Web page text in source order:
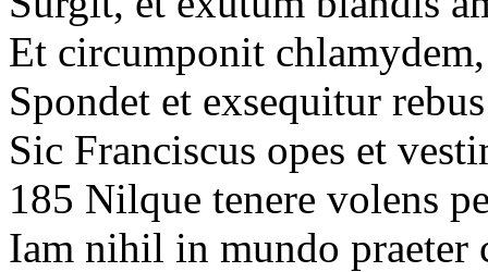
Et circumponit
Spondet et exsequitur
Sic Franciscus opes et
185 Nilque tenere volens
Iam nihil in mundo praeter